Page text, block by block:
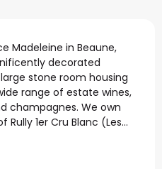
Madeleine in Beaune,
decorated
stone room housing
range of estate wines,
champagnes. We own
1er Cru Blanc (Les...